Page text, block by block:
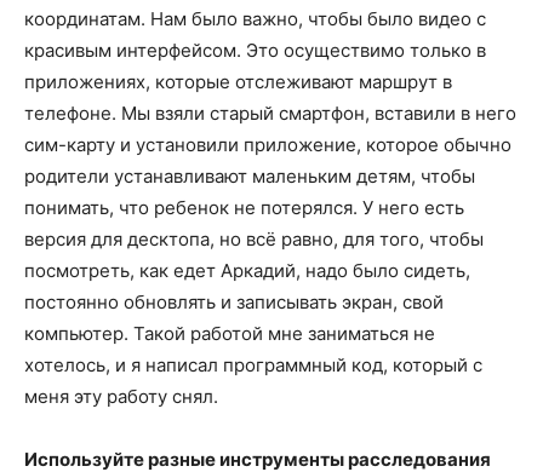
координатам. Нам было важно, чтобы было видео с
красивым интерфейсом. Это осуществимо только в
приложениях, которые отслеживают маршрут в
телефоне. Мы взяли старый смартфон, вставили в него
сим-карту и установили приложение, которое обычно
родители устанавливают маленьким детям, чтобы
понимать, что ребенок не потерялся. У него есть
версия для десктопа, но всё равно, для того, чтобы
посмотреть, как едет Аркадий, надо было сидеть,
постоянно обновлять и записывать экран, свой
компьютер. Такой работой мне заниматься не
хотелось, и я написал программный код, который с
меня эту работу снял.
Используйте разные инструменты расследования